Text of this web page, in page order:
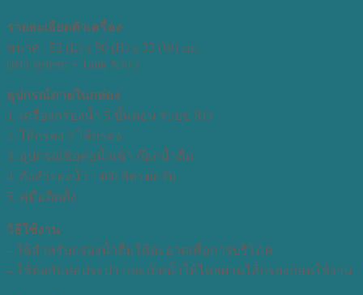
รายละเอียดตัวเครื่อง
ขนาด : 52 (L) x 50 (H) x 33 (W) cm.
(RO system + Tank NSF)
อุปกรณ์ภายในกล่อง
1. เครื่องกรองน้ำ 5 ขั้นตอน ระบบ RO
2. ไส้กรอง 5 ไส้กรอง
3. อุปกรณ์ข้อต่อน้ำเข้า ก๊อกน้ำดื่ม
4. ถังสำรองน้ำ ~400 ลิตรต่อวัน
5. คุ่มือติดตั้ง
วิธีใช้งาน
– ใช้สำหรับกรองน้ำดื่มให้สะอาดเพื่อการบริโภค
– ใช้ต่อกับท่อประปา และเปิดน้ำให้ไหลผ่านไส้กรองก่อนใช้งาน